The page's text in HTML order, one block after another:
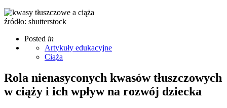
źródło: shutterstock
Posted in
Artykuły edukacyjne
Ciąża
Rola nienasyconych kwasów tłuszczowych
w ciąży i ich wpływ na rozwój dziecka